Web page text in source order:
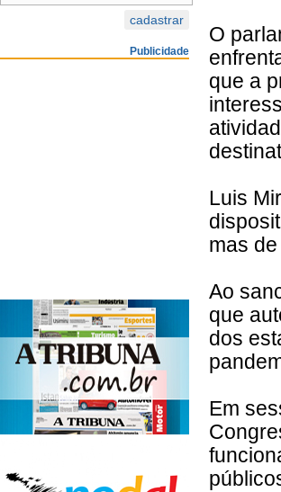
Publicidade
O
que a
Luis
mas
Ao
que
dos
Em